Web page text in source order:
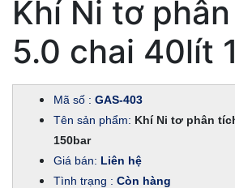
Khí Ni tơ
5.0 chai 40lít
Mã số : GAS-403
Tên sản phẩm: Khí Ni tơ phân
150bar
Giá bán: Liên hệ
Tình trạng : Còn hàng